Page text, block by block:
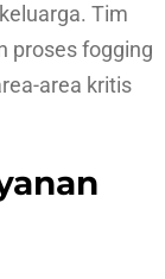
Tim
proses fogging
area kritis